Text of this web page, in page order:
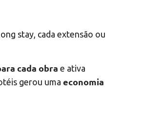
stay, cada extensão ou
cada obra e ativa
gerou uma economia